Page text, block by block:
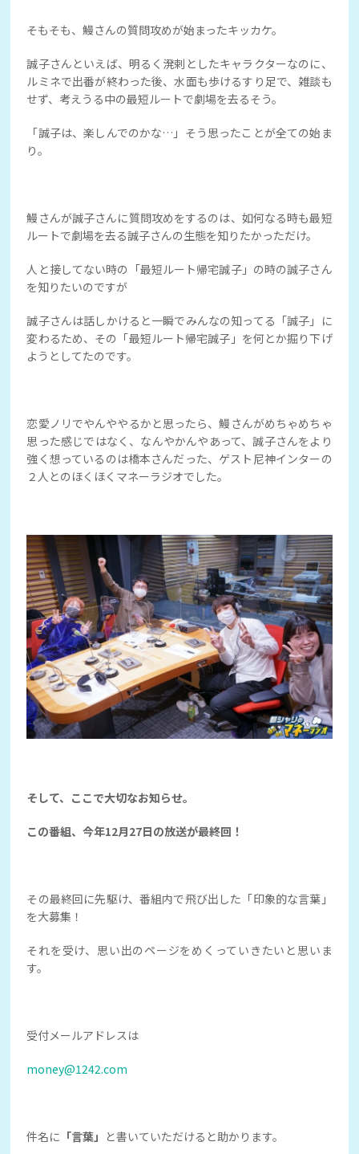
そもそも、鰻さんの質問攻めが始まったキッカケ。
誠子さんといえば、明るく溌剌としたキャラクターなのに、
ルミネで出番が終わった後、水面も歩けるすり足で、雑談も
せず、考えうる中の最短ルートで劇場を去るそう。
「誠子は、楽しんでのかな…」そう思ったことが全ての始ま
り。
鰻さんが誠子さんに質問攻めをするのは、如何なる時も最短
ルートで劇場を去る誠子さんの生態を知りたかっただけ。
人と接してない時の「最短ルート帰宅誠子」の時の誠子さん
を知りたいのですが
誠子さんは話しかけると一瞬でみんなの知ってる「誠子」に
変わるため、その「最短ルート帰宅誠子」を何とか掘り下げ
ようとしてたのです。
恋愛ノリでやんややるかと思ったら、鰻さんがめちゃめちゃ
思った感じではなく、なんやかんやあって、誠子さんをより
強く想っているのは橋本さんだった、ゲスト尼神インターの
２人とのほくほくマネーラジオでした。
そして、ここで大切なお知らせ。
この番組、今年12月27日の放送が最終回！
その最終回に先駆け、番組内で飛び出した「印象的な言葉」
を大募集！
それを受け、思い出のページをめくっていきたいと思いま
す。
受付メールアドレスは
money@1242.com
件名に 「言葉」 と書いていただけると助かります。